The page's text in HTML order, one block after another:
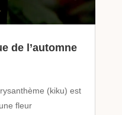
de l’automne
(kiku) est
fleur